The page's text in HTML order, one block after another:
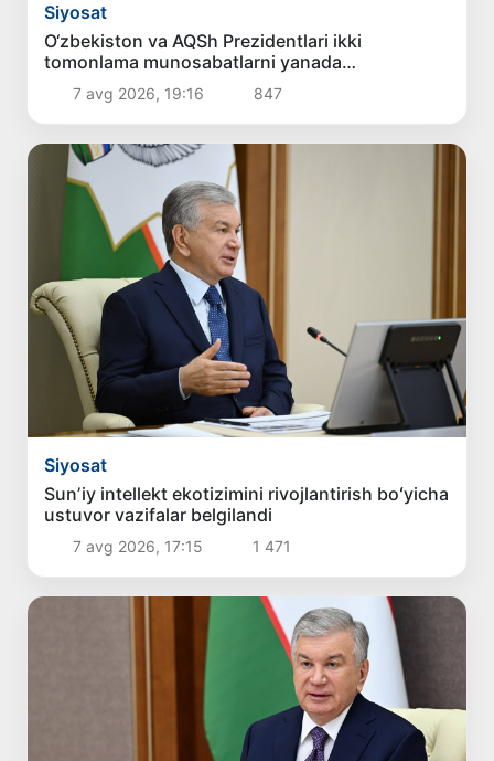
Siyosat
O‘zbekiston va AQSh Prezidentlari ikki
tomonlama munosabatlarni yanada
mustahkamlash istiqbollarini muhokama qildilar
7 avg 2026, 19:16 847
Siyosat
Sunʼiy intellekt ekotizimini rivojlantirish boʻyicha
ustuvor vazifalar belgilandi
7 avg 2026, 17:15 1 471